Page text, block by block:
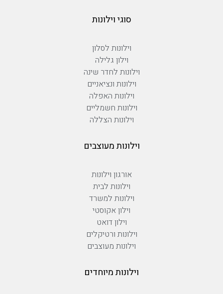
סוגי וילונות
וילונות לסלון
וילון גלילה
וילונות לחדר שינה
וילונות ונציאניים
וילונות האפלה
וילונות חשמליים
וילונות הצללה
וילונות מעוצבים
אורגון וילונות
וילונות לבית
וילונות למשרד
וילון אקוסטי
וילון דואט
וילונות ורטיקלים
וילונות מעוצבים
וילונות מיוחדים